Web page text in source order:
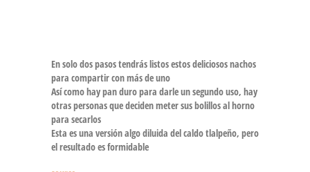
En solo dos pasos tendrás listos estos deliciosos nachos
para compartir con más de uno
Así como hay pan duro para darle un segundo uso, hay
otras personas que deciden meter sus bolillos al horno
para secarlos
Esta es una versión algo diluida del caldo tlalpeño, pero
el resultado es formidable